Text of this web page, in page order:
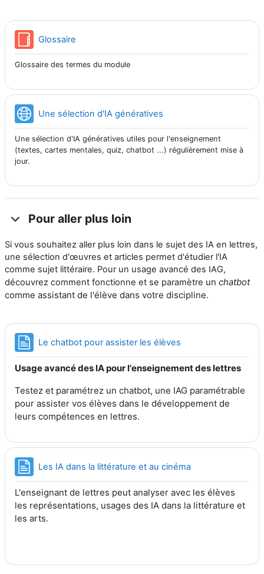
Glossaire
Glossaire des termes du module
Une sélection d'IA génératives
Une sélection d'IA génératives utiles pour l'enseignement
(textes, cartes mentales, quiz, chatbot ...) régulièrement mise à
jour.
Pour aller plus loin
Si vous souhaitez aller plus loin dans le sujet des IA en lettres,
une sélection d'œuvres et articles permet d'étudier l'IA
comme sujet littéraire. Pour un usage avancé des IAG,
découvrez comment fonctionne et se paramètre un chatbot
comme assistant de l'élève dans votre discipline.
Le chatbot pour assister les élèves
Usage avancé des IA pour l'enseignement des lettres
Testez et paramétrez un chatbot, une IAG paramétrable
pour assister vos élèves dans le développement de
leurs compétences en lettres.
Les IA dans la littérature et au cinémaPage
L'enseignant de lettres peut analyser avec les élèves
les représentations, usages des IA dans la littérature et
les arts.